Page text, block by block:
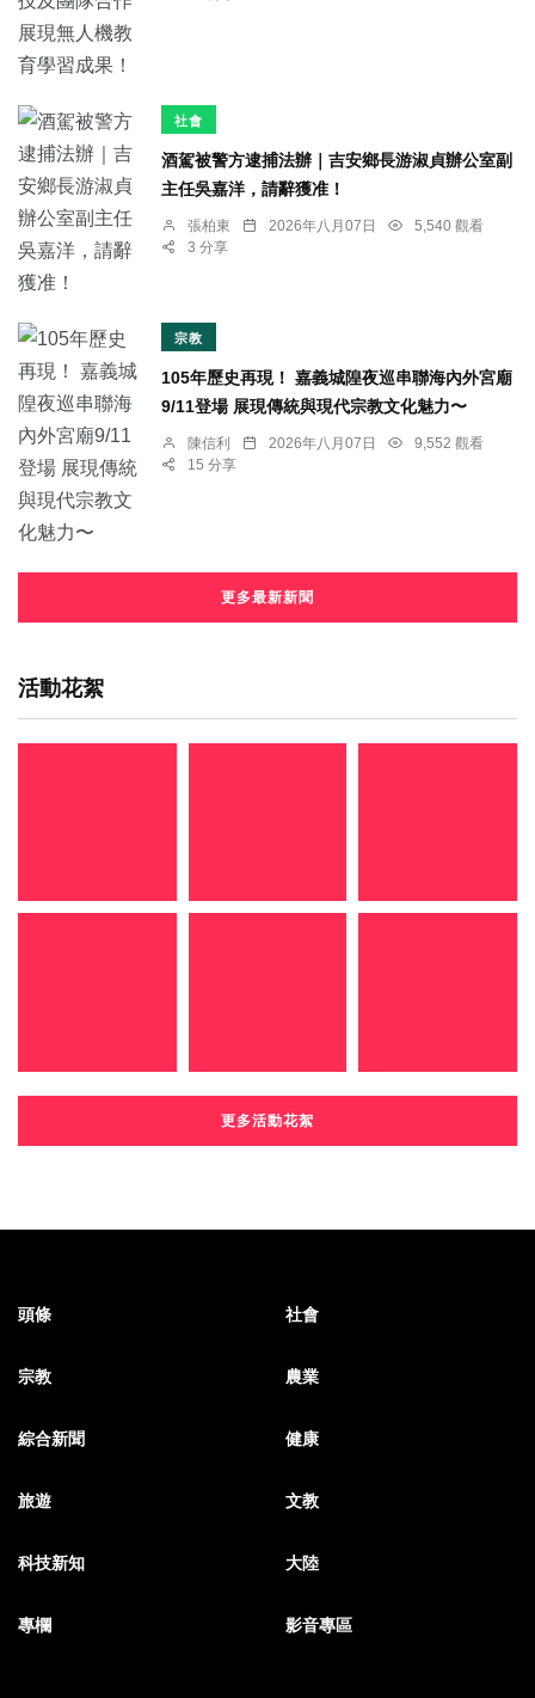
社會
酒駕被警方逮捕法辦｜吉安鄉長游淑貞辦公室副
主任吳嘉洋，請辭獲准！
張柏東 2026年八月07日
5,540 觀看
3 分享
宗教
105年歷史再現！ 嘉義城隍夜巡串聯海內外宮廟
9/11登場 展現傳統與現代宗教文化魅力〜
陳信利 2026年八月07日
9,552 觀看
15 分享
更多最新新聞
活動花絮
更多活動花絮
頭條 社會
宗教 農業
綜合新聞 健康
旅遊 文教
科技新知 大陸
專欄 影音專區